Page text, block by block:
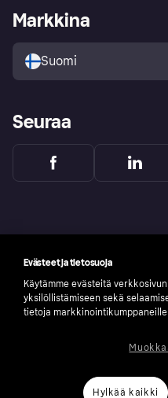
Tutustu kauppoihin
Ostajan turva
Kirjaudu sisään yrityksenä
Markkina
Suomi
Seuraa
number: 556737-0431
Evästeet ja tietosuoja
Käytämme evästeitä
yksilöllistämiseen sekä
tietoja
Hylkää kaikki